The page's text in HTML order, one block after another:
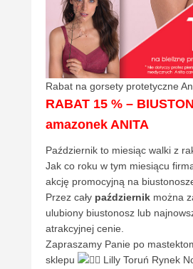
Rabat na gorsety protetyczne
RABAT 15 % –
amazonek ANITA
Październik to miesiąc walki z
Jak co roku w tym miesiącu
akcję promocyjną na
Przez cały październik można
ulubiony biustonosz lub
atrakcyjnej cenie.
Zapraszamy Panie po
sklepu
Lilly Toruń Rynek